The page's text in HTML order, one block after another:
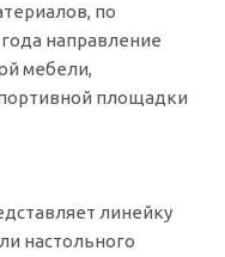
по
направление
мебели,
площадки
линейку
настольного